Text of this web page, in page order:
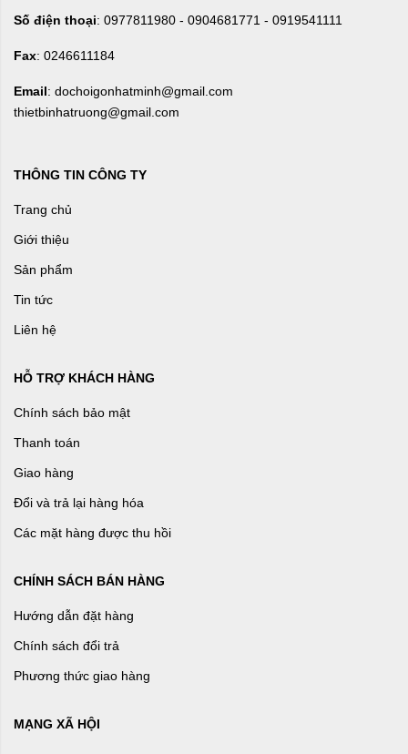
Số điện thoại: 0977811980 - 0904681771 - 0919541111
Fax: 0246611184
Email: dochoigonhatminh@gmail.com
thietbinhatruong@gmail.com
THÔNG TIN CÔNG TY
Trang chủ
Giới thiệu
Sản phẩm
Tin tức
Liên hệ
HỖ TRỢ KHÁCH HÀNG
Chính sách bảo mật
Thanh toán
Giao hàng
Đổi và trả lại hàng hóa
Các mặt hàng được thu hồi
CHÍNH SÁCH BÁN HÀNG
Hướng dẫn đặt hàng
Chính sách đổi trả
Phương thức giao hàng
MẠNG XÃ HỘI